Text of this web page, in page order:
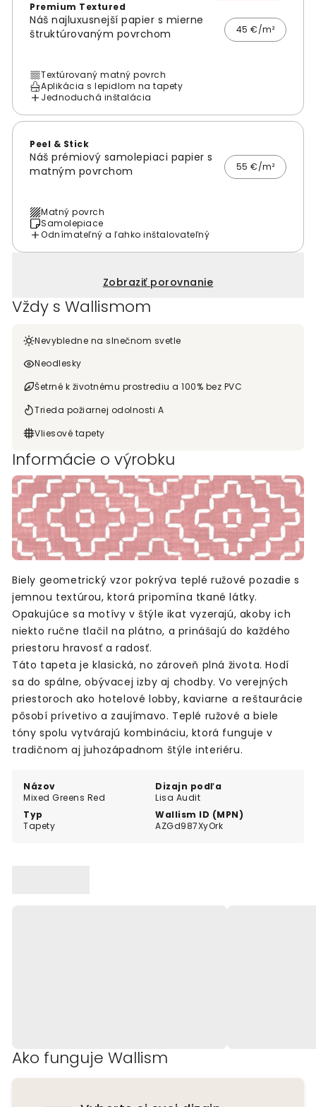
Premium Textured
Náš najluxusnejší papier s mierne
štruktúrovaným povrchom
45 €/m²
Textúrovaný matný povrch
Aplikácia s lepidlom na tapety
Jednoduchá inštalácia
Peel & Stick
Náš prémiový samolepiaci papier s
matným povrchom
55 €/m²
Matný povrch
Samolepiace
Odnímateľný a ľahko inštalovateľný
Zobraziť porovnanie
Vždy s Wallismom
Nevybledne na slnečnom svetle
Neodlesky
Šetrné k životnému prostrediu a 100% bez PVC
Trieda požiarnej odolnosti A
Vliesové tapety
Informácie o výrobku
Názov
Mixed Greens Red
Dizajn podľa
Lisa Audit
Typ
Tapety
Wallism ID (MPN)
AZGd987XyOrk
Biely geometrický vzor pokrýva teplé ružové pozadie s
jemnou textúrou, ktorá pripomína tkané látky.
Opakujúce sa motívy v štýle ikat vyzerajú, akoby ich
niekto ručne tlačil na plátno, a prinášajú do každého
priestoru hravosť a radosť.
Táto tapeta je klasická, no zároveň plná života. Hodí
sa do spálne, obývacej izby aj chodby. Vo verejných
priestoroch ako hotelové lobby, kaviarne a reštaurácie
pôsobí prívetivo a zaujímavo. Teplé ružové a biele
tóny spolu vytvárajú kombináciu, ktorá funguje v
tradičnom aj juhozápadnom štýle interiéru.
Ako funguje Wallism